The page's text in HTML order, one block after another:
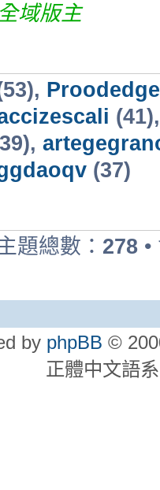
域版主
(37)
題總數： 278
by phpBB ©
正體中文語